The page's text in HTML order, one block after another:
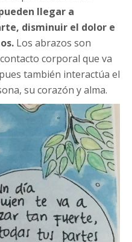
llegar a
disminuir el dolor e
Los abrazos son
corporal que va
también interactúa el
su corazón y alma.